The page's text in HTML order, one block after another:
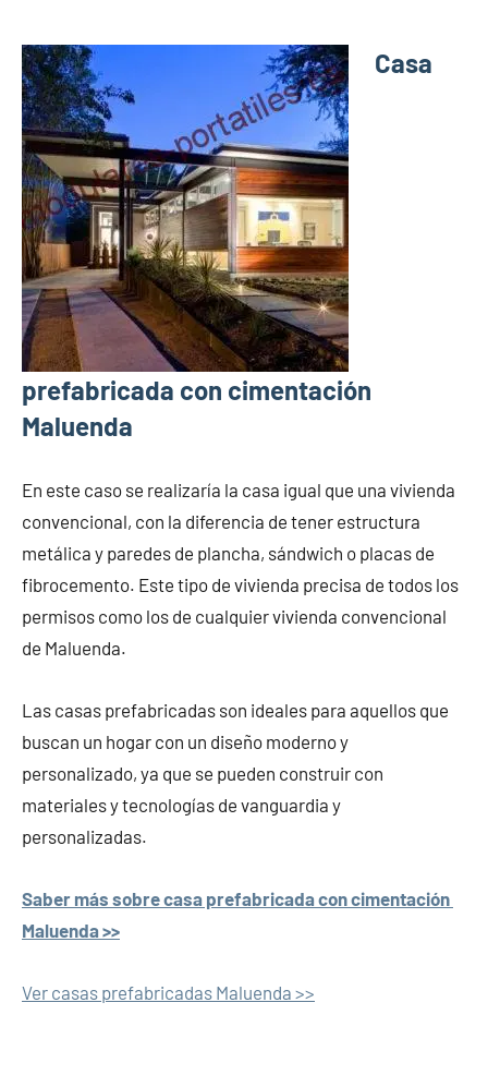
Casa
prefabricada con cimentación
Maluenda
En este caso se realizaría la casa igual que una vivienda
convencional, con la diferencia de tener estructura
metálica y paredes de plancha, sándwich o placas de
fibrocemento. Este tipo de vivienda precisa de todos los
permisos como los de cualquier vivienda convencional
de Maluenda.
Las casas prefabricadas son ideales para aquellos que
buscan un hogar con un diseño moderno y
personalizado, ya que se pueden construir con
materiales y tecnologías de vanguardia y
personalizadas.
Saber más sobre casa prefabricada con cimentación
Maluenda >>
Ver casas prefabricadas Maluenda >>